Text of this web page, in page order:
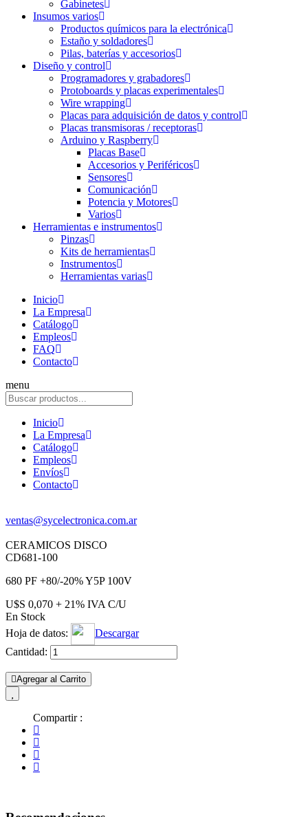
Gabinetes
Insumos varios
Productos químicos para la electrónica
Estaño y soldadores
Pilas, baterías y accesorios
Diseño y control
Programadores y grabadores
Protoboards y placas experimentales
Wire wrapping
Placas para adquisición de datos y control
Placas transmisoras / receptoras
Arduino y Raspberry
Placas Base
Accesorios y Periféricos
Sensores
Comunicación
Potencia y Motores
Varios
Herramientas e instrumentos
Pinzas
Kits de herramientas
Instrumentos
Herramientas varias
Inicio
La Empresa
Catálogo
Empleos
FAQ
Contacto
menu
Inicio
La Empresa
Catálogo
Empleos
Envíos
Contacto
ventas@sycelectronica.com.ar
CERAMICOS DISCO
CD681-100
680 PF +80/-20% Y5P 100V
U$S 0,070 + 21% IVA C/U
En Stock
Hoja de datos:
Descargar
Cantidad:
Agregar al Carrito
Compartir :